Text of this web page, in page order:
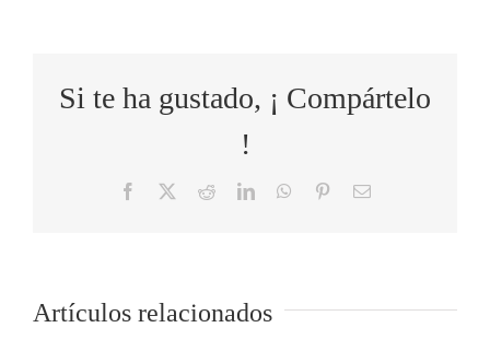
Si te ha gustado, ¡ Compártelo
!
Facebook RedditLinkedInWhatsApp
PinterestCorreo
Artículos relacionados